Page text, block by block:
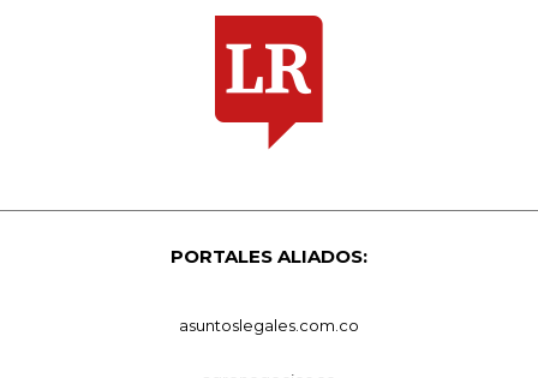
PORTALES ALIADOS:
asuntoslegales.com.co